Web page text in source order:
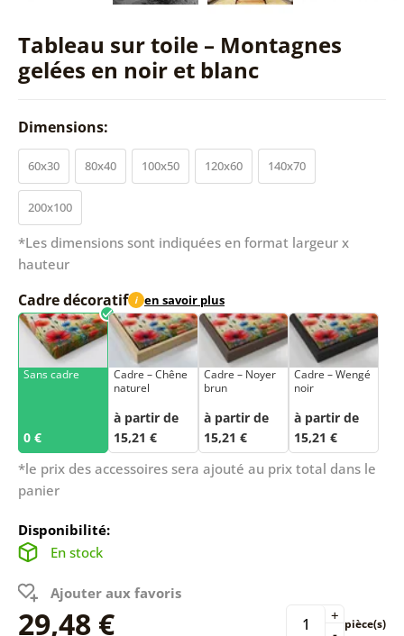
Tableau sur toile – Montagnes
gelées en noir et blanc
Dimensions:
60x30 80x40 100x50 120x60 140x70
200x100
*Les dimensions sont indiquées en format largeur x
hauteur
Cadre décoratif i en savoir plus
Sans cadre
0 €
Cadre – Chêne
naturel
à partir de
15,21 €
Cadre – Noyer
brun
à partir de
15,21 €
Cadre – Wengé
noir
à partir de
15,21 €
*le prix des accessoires sera ajouté au prix total dans le
panier
Disponibilité:
En stock
Ajouter aux favoris
29,48 € + pièce(s)